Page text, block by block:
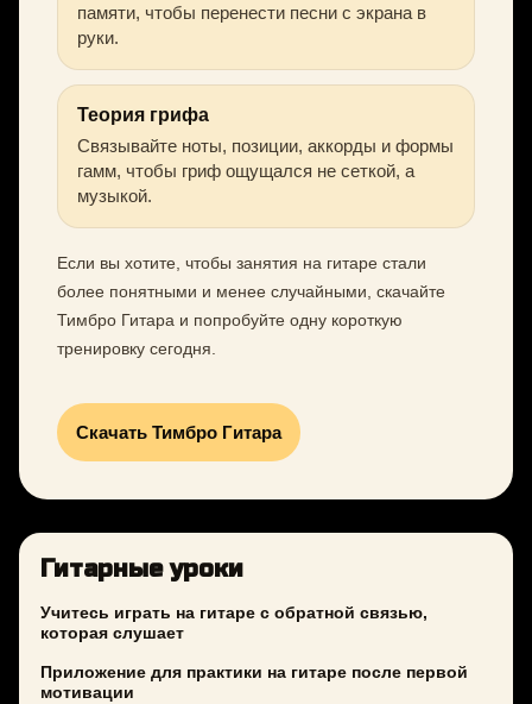
памяти, чтобы перенести песни с экрана в
руки.
Теория грифа
Связывайте ноты, позиции, аккорды и формы
гамм, чтобы гриф ощущался не сеткой, а
музыкой.
Если вы хотите, чтобы занятия на гитаре стали
более понятными и менее случайными, скачайте
Тимбро Гитара и попробуйте одну короткую
тренировку сегодня.
Скачать Тимбро Гитара
Гитарные уроки
Учитесь играть на гитаре с обратной связью,
которая слушает
Приложение для практики на гитаре после первой
мотивации